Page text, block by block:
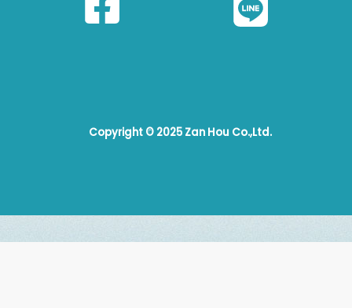
Copyright © 2025 Zan Hou Co.,Ltd.